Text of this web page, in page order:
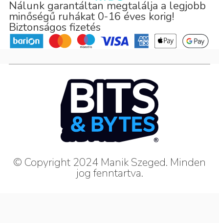
Nálunk garantáltan megtalálja a legjobb
minőségű ruhákat 0-16 éves korig!
Biztonságos fizetés
© Copyright 2024 Manik Szeged. Minden
jog fenntartva.